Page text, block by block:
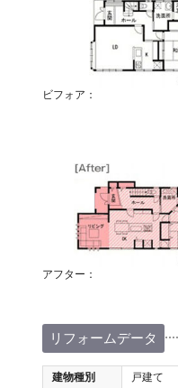
ビフォア：
アフター：
リフォームデータ
建物種別
戸建て